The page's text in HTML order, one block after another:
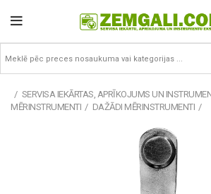
SERVISA IEKĀRTAS, APRĪKOJUMS UN
MĒRINSTRUMENTI
DAŽĀDI MĒRINSTRUMENTI